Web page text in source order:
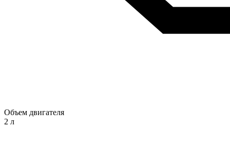
Объем двигателя
2 л